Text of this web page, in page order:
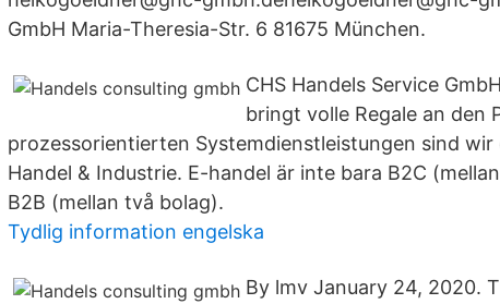
GmbH Maria-Theresia-Str. 6 81675 München.
CHS Handels Service
bringt volle Regale an den
prozessorientierten Systemdienstleistungen sind
Handel & Industrie. E-handel är inte bara B2C
B2B (mellan två bolag).
Tydlig information engelska
By lmv January 24, 2020.